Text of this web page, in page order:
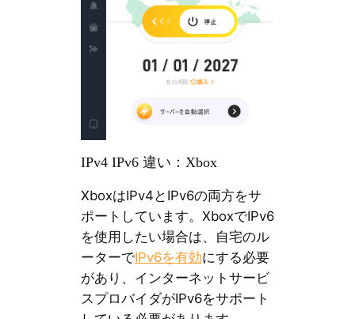
IPv4 IPv6 違い：Xbox
XboxはIPv4とIPv6の両方をサ
ポートしています。XboxでIPv6
を使用したい場合は、自宅のル
ーターでIPv6を有効にする必要
があり、インターネットサービ
スプロバイダがIPv6をサポート